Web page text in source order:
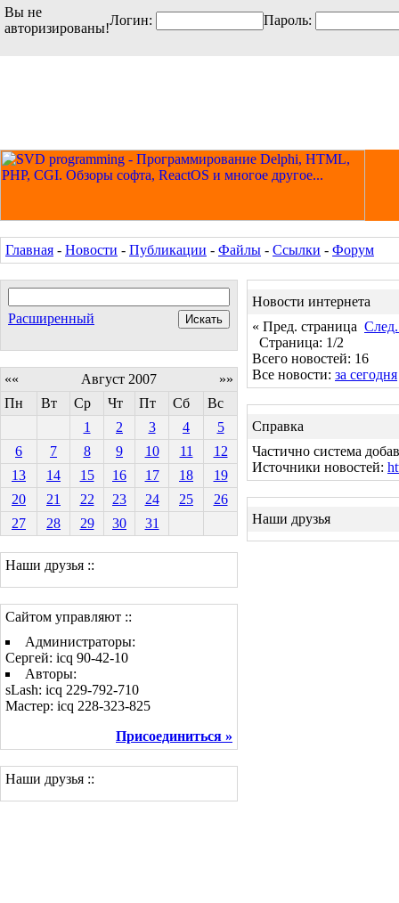
Вы не
авторизированы!
Логин: Пароль:
Главная - Новости - Публикации - Файлы - Ссылки - Форум
Расширенный
«« Август 2007
»»
Пн
Вт Ср Чт Пт Сб
Вс
1
2 3 4
5
6
7 8 9 10 11
12
13
14 15 16 17 18
19
20
21 22 23 24 25
26
27
28 29 30 31
Наши друзья ::
Сайтом управляют ::
Администраторы:
Сергей: icq 90-42-10
Авторы:
sLash: icq 229-792-710
Мастер: icq 228-323-825
Присоединиться »
Наши друзья ::
Новости интернета
« Пред. страница
Страница: 1/2
Всего новостей: 16
Все новости: за сегодня
Справка
Частично система
Источники новостей:
Наши друзья